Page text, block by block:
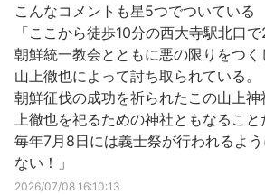
こんなコメントも星5つでついている
「ここから徒歩10分の西大寺駅北口
朝鮮統一教会とともに悪の限りをつく
山上徹也によって討ち取られている。
朝鮮征伐の成功を祈られたこの山上
上徹也を祀るための神社ともなること
毎年7月8日には義士祭が行われるよ
ない！」
2026/07/08 16:10:13